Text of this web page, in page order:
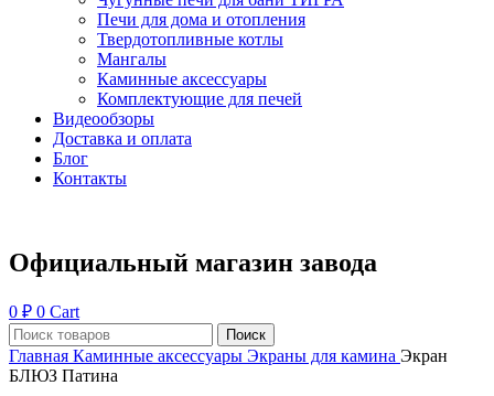
Печи для дома и отопления
Твердотопливные котлы
Мангалы
Каминные аксессуары
Комплектующие для печей
Видеообзоры
Доставка и оплата
Блог
Контакты
Официальный магазин завода
0 ₽ 0 Cart
Поиск
Главная Каминные аксессуары Экраны для камина Экран
БЛЮЗ Патина